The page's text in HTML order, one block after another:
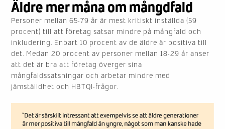
Äldre mer måna om mångdfald
Personer mellan 65-79 år är mest kritiskt inställda (59
procent) till att företag satsar mindre på mångfald och
inkludering. Enbart 10 procent av de äldre är positiva till
det. Medan 20 procent av personer mellan 18-29 år anser
att det är bra att företag överger sina
mångfaldssatsningar och arbetar mindre med
jämställdhet och HBTQI-frågor.